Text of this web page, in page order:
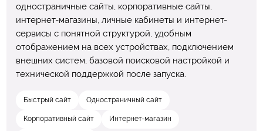
одностраничные сайты, корпоративные сайты,
интернет-магазины, личные кабинеты и интернет-
сервисы с понятной структурой, удобным
отображением на всех устройствах, подключением
внешних систем, базовой поисковой настройкой и
технической поддержкой после запуска.
Быстрый сайт Одностраничный сайт
Корпоративный сайт Интернет-магазин